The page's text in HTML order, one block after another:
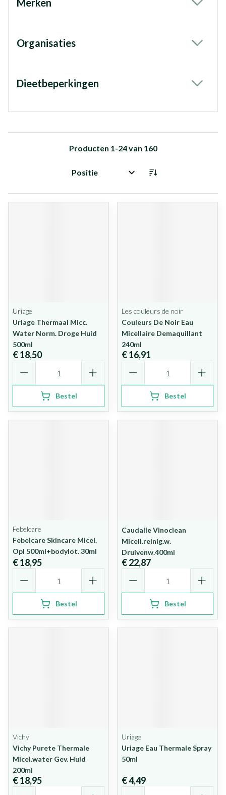
Merken
Organisaties
Dieetbeperkingen
Producten 1-24van 160
Sorteer op:
Uriage
Uriage Thermaal Micc.
Water Norm. Droge Huid
500ml
€ 18,50
Bestel
Les couleurs de noir
Couleurs De Noir Eau
Micellaire Demaquillant
240ml
€ 16,91
Bestel
Febelcare
Febelcare Skincare Micel.
Opl 500ml+bodylot. 30ml
€ 18,95
Bestel
Caudalie Vinoclean
Micell.reinig.w.
Druivenw.400ml
€ 22,87
Bestel
Vichy
Vichy Purete Thermale
Micel.water Gev. Huid
200ml
€ 18,95
Uriage
Uriage Eau Thermale Spray
50ml
€ 4,49